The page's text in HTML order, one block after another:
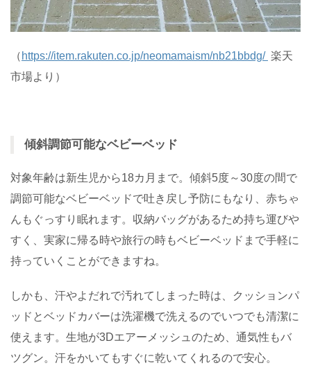
（ https://item.rakuten.co.jp/neomamaism/nb21bbdg/ 楽天
市場より）
傾斜調節可能なベビーベッド
対象年齢は新生児から18カ月まで。傾斜5度～30度の間で
調節可能なベビーベッドで吐き戻し予防にもなり、赤ちゃ
んもぐっすり眠れます。収納バッグがあるため持ち運びや
すく、実家に帰る時や旅行の時もベビーベッドまで手軽に
持っていくことができますね。
しかも、汗やよだれで汚れてしまった時は、クッションパ
ッドとベッドカバーは洗濯機で洗えるのでいつでも清潔に
使えます。生地が3Dエアーメッシュのため、通気性もバ
ツグン。汗をかいてもすぐに乾いてくれるので安心。